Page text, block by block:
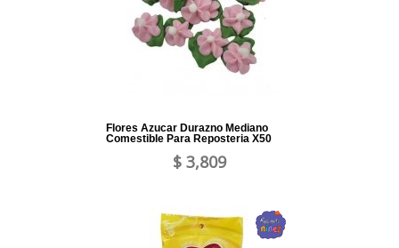
Flores Azucar Durazno Mediano
Comestible Para Reposteria X50
$ 3,809